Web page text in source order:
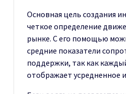
Основная цель создания
четкое определение
рынке. С его помощью
средние показатели
поддержки, так как
отображает усредненное